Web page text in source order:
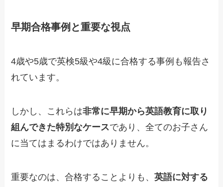
早期合格事例と重要な視点
4歳や5歳で英検5級や4級に合格する事例も報告さ
れています。
しかし、これらは非常に早期から英語教育に取り
組んできた特別なケースであり、全てのお子さん
に当てはまるわけではありません。
重要なのは、合格することよりも、英語に対する